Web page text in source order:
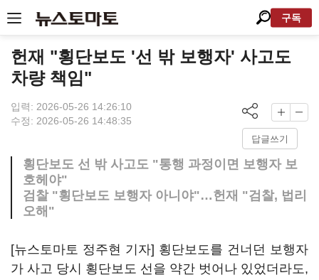
구독
헌재 "횡단보도 '선 밖 보행자' 사고도
차량 책임"
입력: 2026-05-26 14:26:10
수정: 2026-05-26 14:48:35
답글쓰기
횡단보도 선 밖 사고도 "통행 과정이면 보행자 보
호헤야"
검찰 "횡단보도 보행자 아니야"…헌재 "검찰, 법리
오해"
[뉴스토마토 정주현 기자] 횡단보도를 건너던 보행자
가 사고 당시 횡단보도 선을 약간 벗어나 있었더라도,